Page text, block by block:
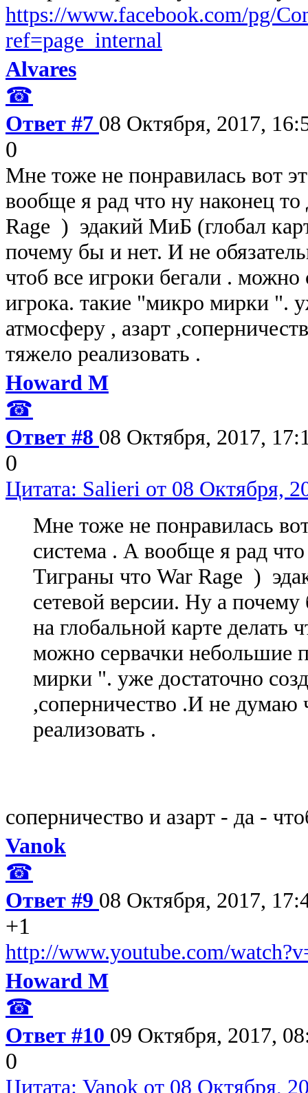
https://www.facebook.com/pg/
ref=page_internal
Alvares
☎
Ответ #7 08 Октября, 2017,
0
Мне тоже не понравилась вот
вообще я рад что ну наконец
Rage ) эдакий МиБ (глобал
почему бы и нет. И не
чтоб все игроки бегали .
игрока. такие "микро мирки ".
атмосферу , азарт
тяжело реализовать .
Howard M
☎
Ответ #8 08 Октября, 2017,
0
Цитата: Salieri от 08 Октября,
Мне тоже не понравилась
система . А вообще я рад
Тиграны что War Rage )
сетевой версии. Ну а
на глобальной карте делать
можно сервачки небольшие
мирки ". уже достаточно
,соперничество .И не думаю
реализовать .
соперничество и азарт - да -
Vanok
☎
Ответ #9 08 Октября, 2017,
+1
http://www.youtube.com/
Howard M
☎
Ответ #10 09 Октября, 2017,
0
Цитата: Vanok от 08 Октября,